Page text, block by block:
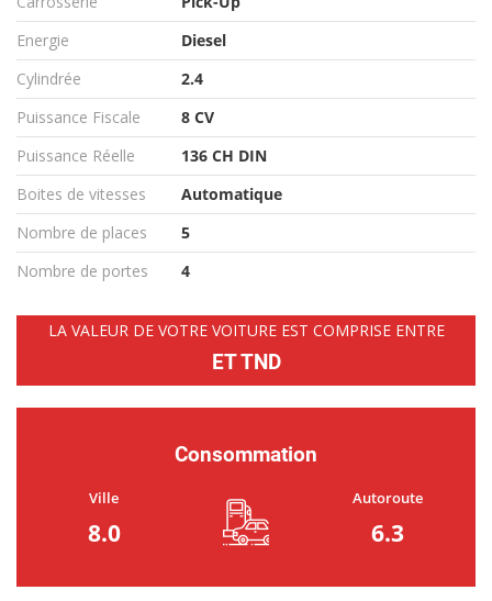
Energie
Diesel
Cylindrée
2.4
Puissance Fiscale
8 CV
Puissance Réelle
136 CH DIN
Boites de vitesses
Automatique
Nombre de places
5
Nombre de portes
4
LA VALEUR DE VOTRE VOITURE EST COMPRISE ENTRE
ET TND
Consommation
Ville
8.0
Autoroute
6.3